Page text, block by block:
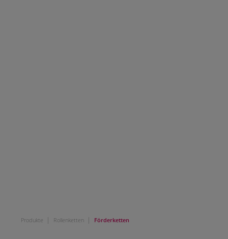
Produkte | Rollenketten | Förderketten